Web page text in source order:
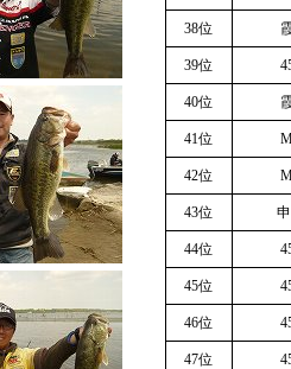
38位
39位
40位
41位
42位
43位
44位
45位
46位
47位